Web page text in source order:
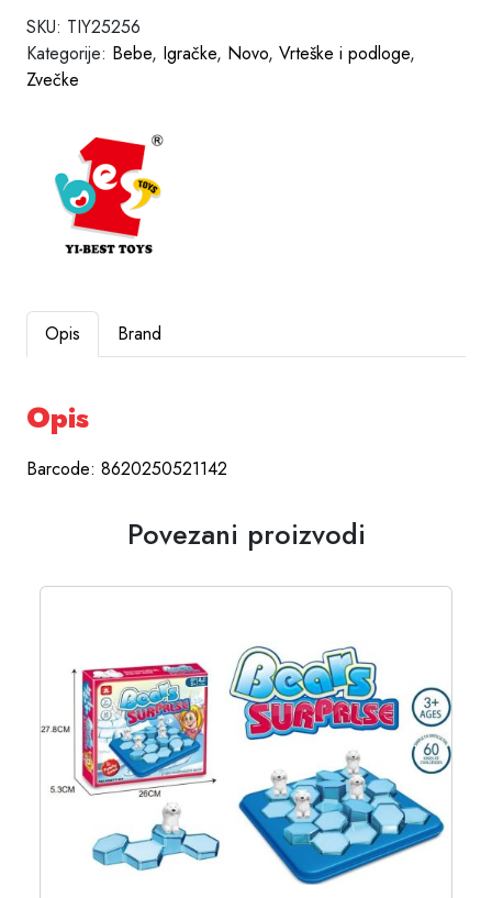
SKU: TIY25256
Kategorije: Bebe, Igračke, Novo, Vrteške i podloge,
Zvečke
Opis Brand
Opis
Barcode: 8620250521142
Povezani proizvodi